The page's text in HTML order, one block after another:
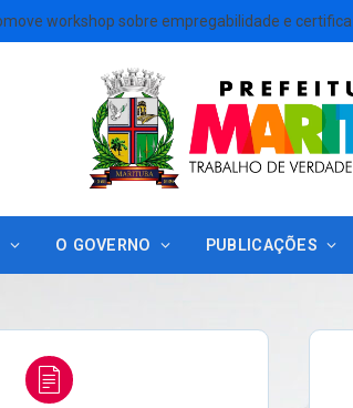
O GOVERNO PUBLICAÇÕES